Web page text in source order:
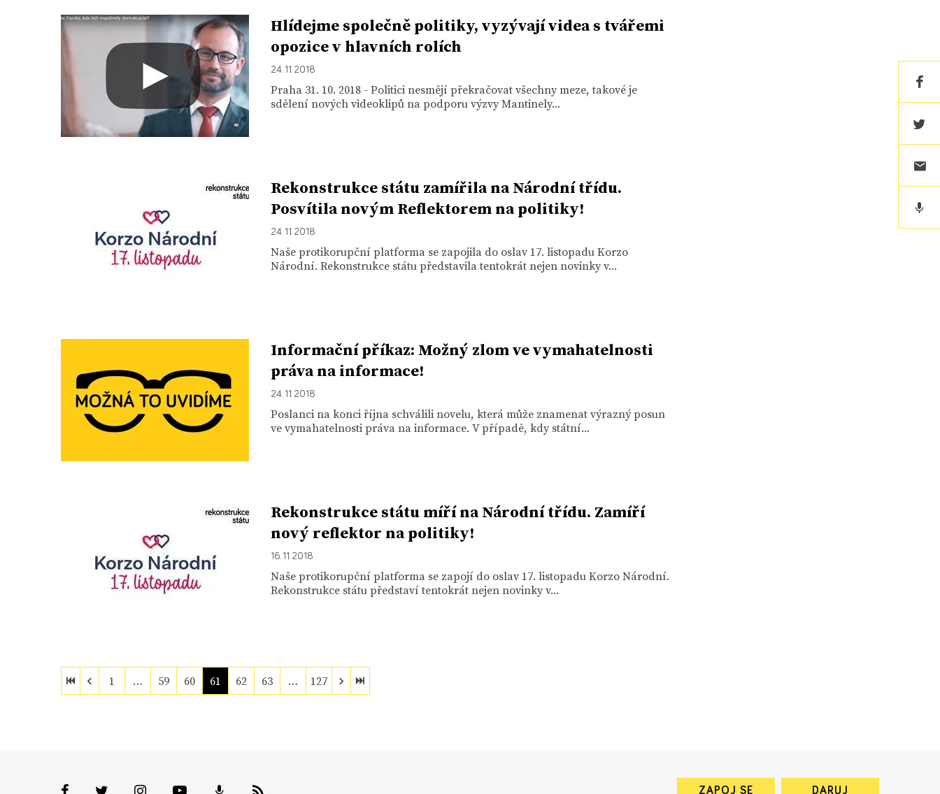
Hlídejme společně politiky, vyzývají videa s tvářemi
opozice v hlavních rolích
24. 11. 2018
Praha 31. 10. 2018 - Politici nesmějí překračovat všechny meze, takové je
sdělení nových videoklipů na podporu výzvy Mantinely...
Rekonstrukce státu zamířila na Národní třídu.
Posvítila novým Reflektorem na politiky!
24. 11. 2018
Naše protikorupční platforma se zapojila do oslav 17. listopadu Korzo
Národní. Rekonstrukce státu představila tentokrát nejen novinky v...
Informační příkaz: Možný zlom ve vymahatelnosti
práva na informace!
24. 11. 2018
Poslanci na konci října schválili novelu, která může znamenat výrazný posun
ve vymahatelnosti práva na informace. V případě, kdy státní...
Rekonstrukce státu míří na Národní třídu. Zamíří
nový reflektor na politiky!
16. 11. 2018
Naše protikorupční platforma se zapojí do oslav 17. listopadu Korzo Národní.
Rekonstrukce státu představí tentokrát nejen novinky v...
1 … 59 60 61 62 63 … 127
ZAPOJ SE DARUJ